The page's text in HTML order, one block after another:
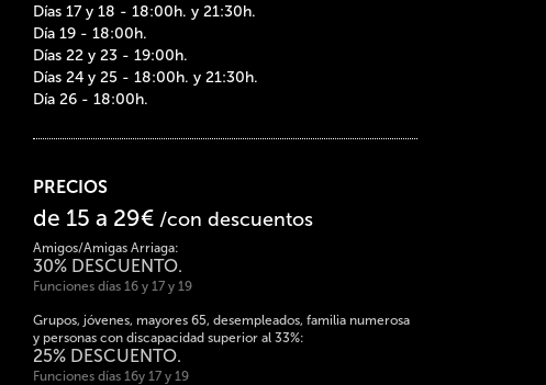
Días 17 y 18 - 18:00h. y 21:30h.
Día 19 - 18:00h.
Días 22 y 23 - 19:00h.
Días 24 y 25 - 18:00h. y 21:30h.
Día 26 - 18:00h.
PRECIOS
de 15 a 29€ /con descuentos
Amigos/Amigas Arriaga:
30% DESCUENTO.
Funciones días 16 y 17 y 19
Grupos, jóvenes, mayores 65, desempleados, familia numerosa
y personas con discapacidad superior al 33%:
25% DESCUENTO.
Funciones días 16y 17 y 19